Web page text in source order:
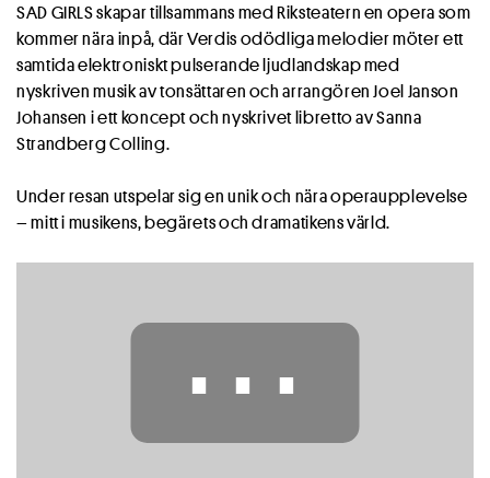
SAD GIRLS skapar tillsammans med Riksteatern en opera som
kommer nära inpå, där Verdis odödliga melodier möter ett
samtida elektroniskt pulserande ljudlandskap med
nyskriven musik av tonsättaren och arrangören Joel Janson
Johansen i ett koncept och nyskrivet libretto av Sanna
Strandberg Colling.
Under resan utspelar sig en unik och nära operaupplevelse
– mitt i musikens, begärets och dramatikens värld.
⋯